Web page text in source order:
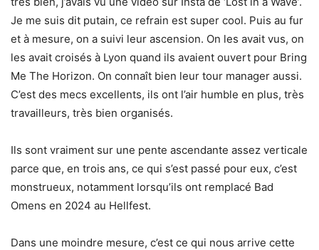
Je me suis dit putain, ce refrain est super cool. Puis au fur
et à mesure, on a suivi leur ascension. On les avait vus, on
les avait croisés à Lyon quand ils avaient ouvert pour Bring
Me The Horizon. On connaît bien leur tour manager aussi.
C’est des mecs excellents, ils ont l’air humble en plus, très
travailleurs, très bien organisés.
Ils sont vraiment sur une pente ascendante assez verticale
parce que, en trois ans, ce qui s’est passé pour eux, c’est
monstrueux, notamment lorsqu’ils ont remplacé Bad
Omens en 2024 au Hellfest.
Dans une moindre mesure, c’est ce qui nous arrive cette